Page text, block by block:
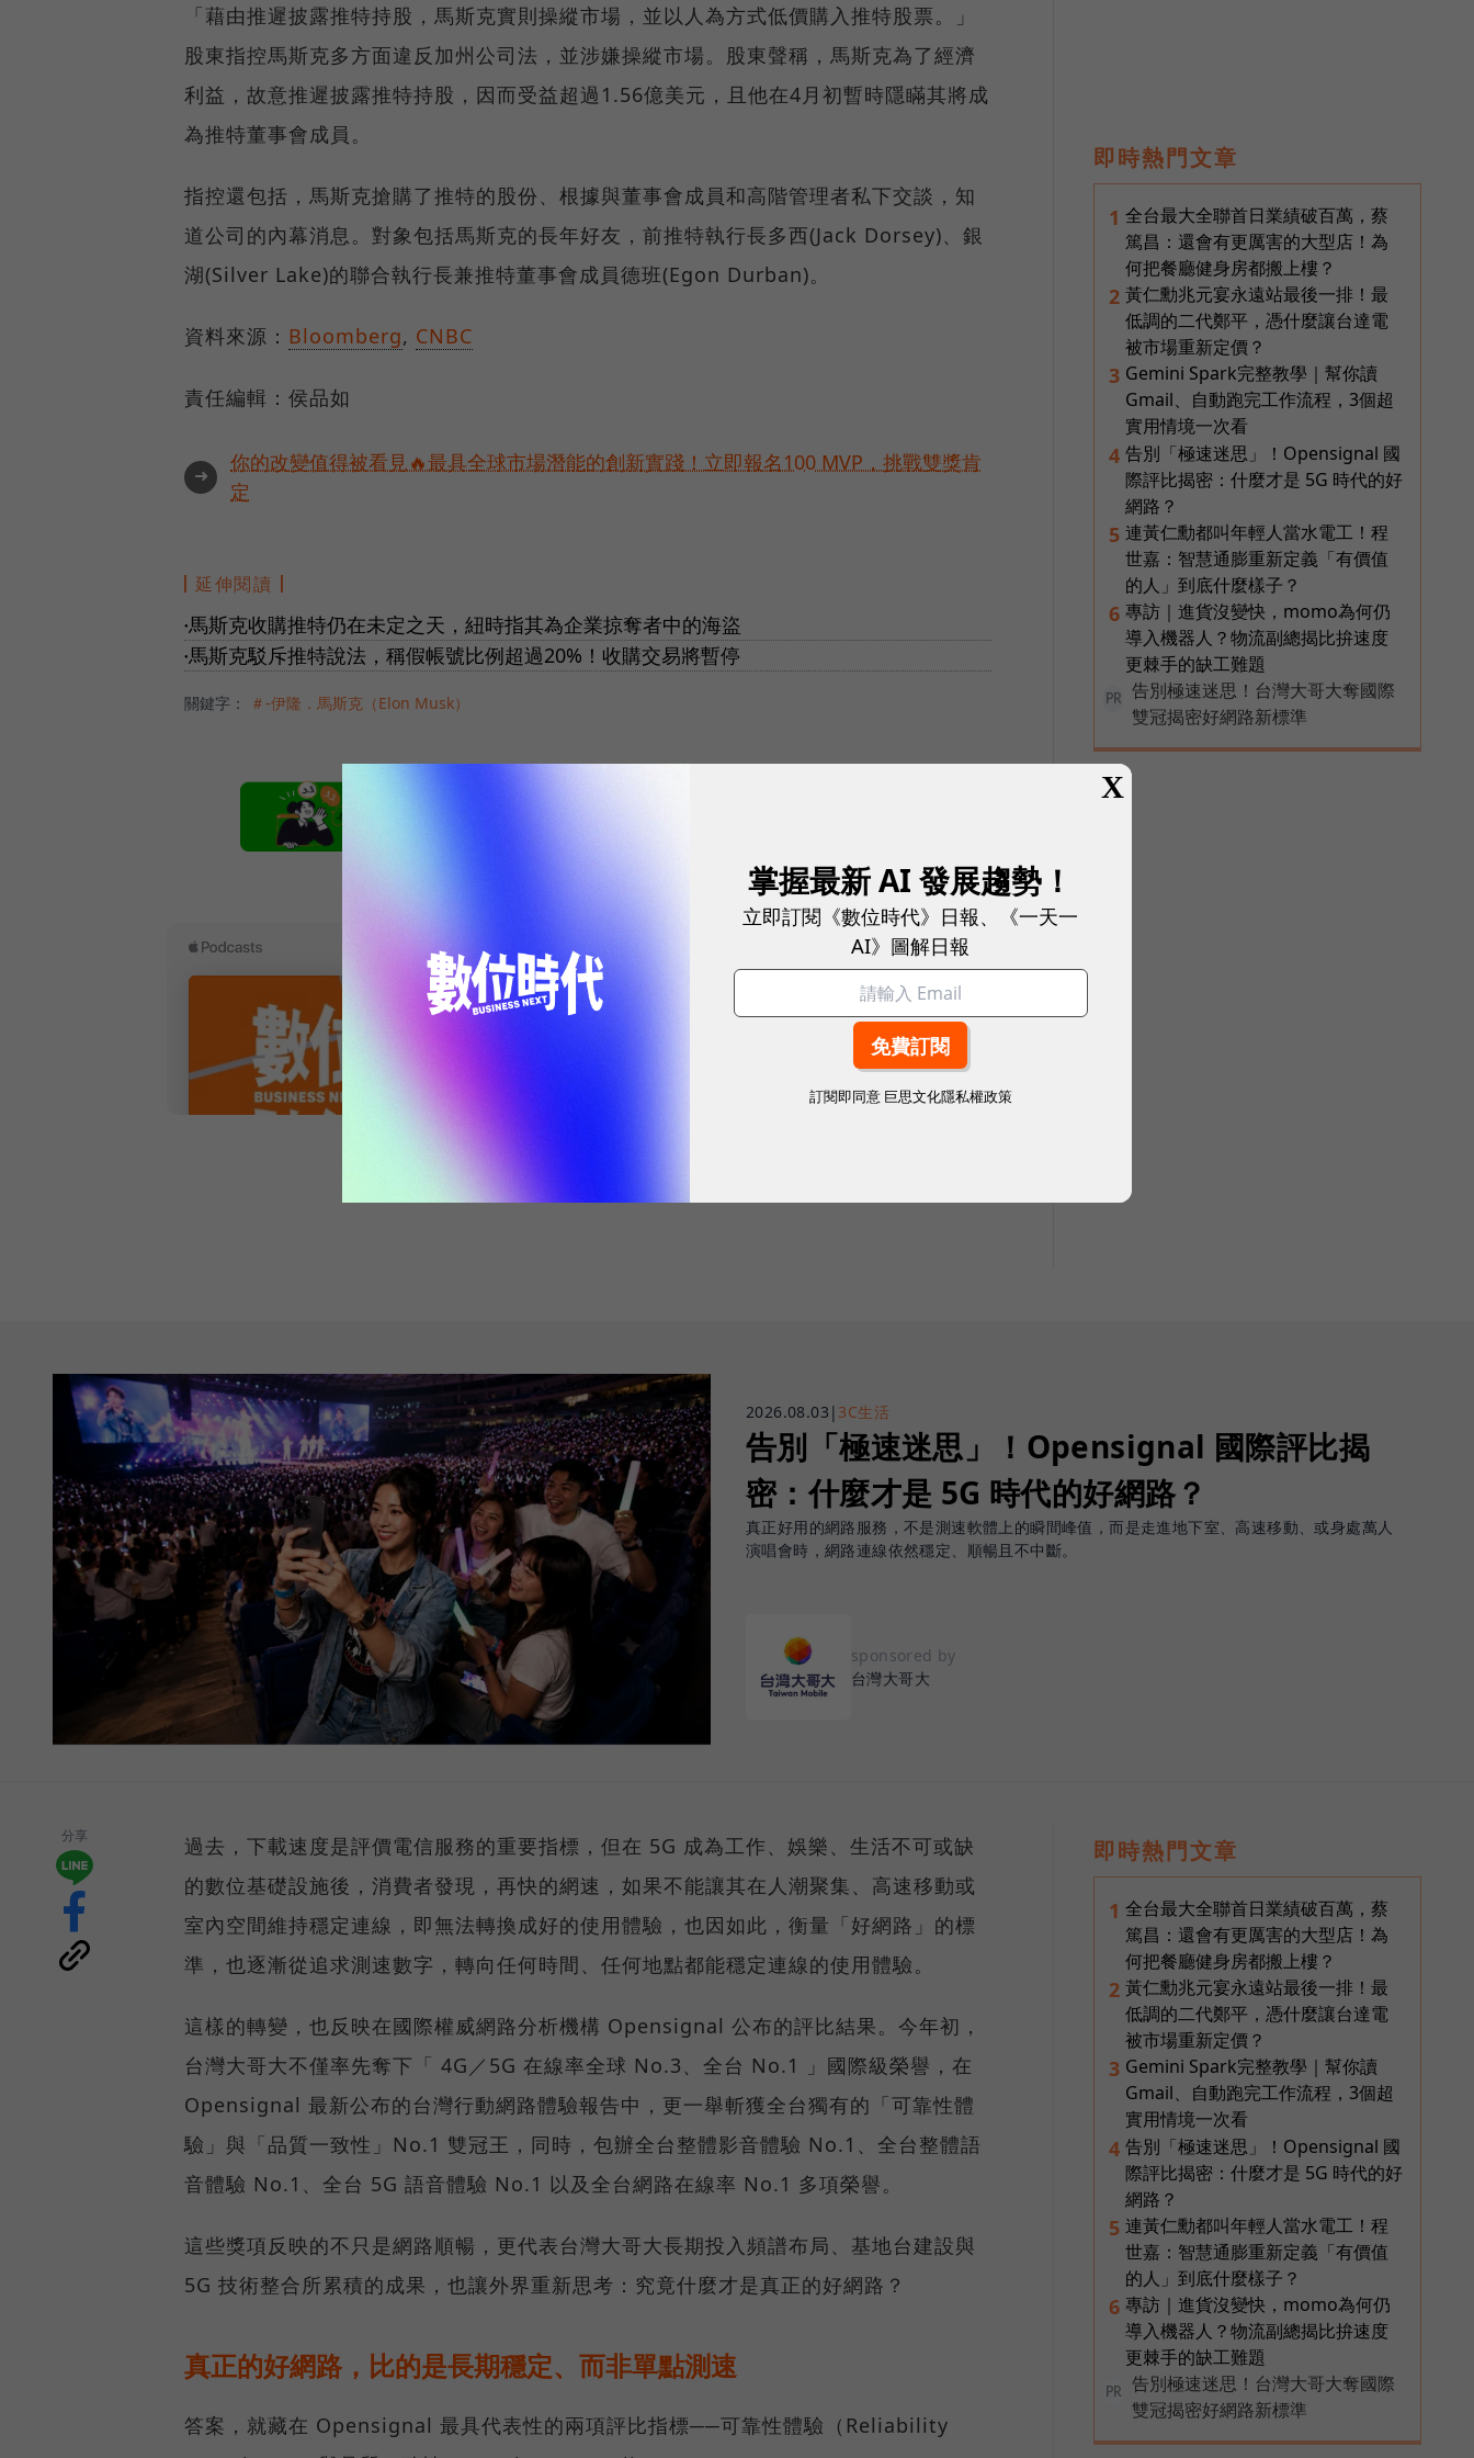
「藉由推遲披露推特持股，馬斯克實則操縱市場，並以人為方式低價購入推特股票。」
股東指控馬斯克多方面違反加州公司法，並涉嫌操縱市場。股東聲稱，馬斯克為了經濟
利益，故意推遲披露推特持股，因而受益超過1.56億美元，且他在4月初暫時隱瞞其將成
為推特董事會成員。
指控還包括，馬斯克搶購了推特的股份、根據與董事會成員和高階管理者私下交談，知
道公司的內幕消息。對象包括馬斯克的長年好友，前推特執行長多西(Jack Dorsey)、銀
湖(Silver Lake)的聯合執行長兼推特董事會成員德班(Egon Durban)。
資料來源： Bloomberg, CNBC
責任編輯：侯品如
➜
你的改變值得被看見🔥最具全球市場潛能的創新實踐！立即報名100 MVP，挑戰雙獎肯
定
延伸閱讀
●馬斯克收購推特仍在未定之天，紐時指其為企業掠奪者中的海盜
●馬斯克駁斥推特說法，稱假帳號比例超過20%！收購交易將暫停
關鍵字： ＃-伊隆．馬斯克（Elon Musk）
即時熱門文章
1 全台最大全聯首日業績破百萬，蔡
篤昌：還會有更厲害的大型店！為
何把餐廳健身房都搬上樓？
2 黃仁勳兆元宴永遠站最後一排！最
低調的二代鄭平，憑什麼讓台達電
被市場重新定價？
3 Gemini Spark完整教學｜幫你讀
Gmail、自動跑完工作流程，3個超
實用情境一次看
4 告別「極速迷思」！Opensignal 國
際評比揭密：什麼才是 5G 時代的好
網路？
5 連黃仁勳都叫年輕人當水電工！程
世嘉：智慧通膨重新定義「有價值
的人」到底什麼樣子？
6 專訪｜進貨沒變快，momo為何仍
導入機器人？物流副總揭比拚速度
更棘手的缺工難題
PR
告別極速迷思！台灣大哥大奪國際
雙冠揭密好網路新標準
2026.08.03 | 3C生活
告別「極速迷思」！Opensignal 國際評比揭
密：什麼才是 5G 時代的好網路？
真正好用的網路服務，不是測速軟體上的瞬間峰值，而是走進地下室、高速移動、或身處萬人
演唱會時，網路連線依然穩定、順暢且不中斷。
sponsored by
台灣大哥大
分享
過去，下載速度是評價電信服務的重要指標，但在 5G 成為工作、娛樂、生活不可或缺
的數位基礎設施後，消費者發現，再快的網速，如果不能讓其在人潮聚集、高速移動或
室內空間維持穩定連線，即無法轉換成好的使用體驗，也因如此，衡量「好網路」的標
準，也逐漸從追求測速數字，轉向任何時間、任何地點都能穩定連線的使用體驗。
這樣的轉變，也反映在國際權威網路分析機構 Opensignal 公布的評比結果。今年初，
台灣大哥大不僅率先奪下「 4G／5G 在線率全球 No.3、全台 No.1 」國際級榮譽，在
Opensignal 最新公布的台灣行動網路體驗報告中，更一舉斬獲全台獨有的「可靠性體
驗」與「品質一致性」No.1 雙冠王，同時，包辦全台整體影音體驗 No.1、全台整體語
音體驗 No.1、全台 5G 語音體驗 No.1 以及全台網路在線率 No.1 多項榮譽。
這些獎項反映的不只是網路順暢，更代表台灣大哥大長期投入頻譜布局、基地台建設與
5G 技術整合所累積的成果，也讓外界重新思考：究竟什麼才是真正的好網路？
真正的好網路，比的是長期穩定、而非單點測速
答案，就藏在 Opensignal 最具代表性的兩項評比指標──可靠性體驗（Reliability
即時熱門文章
1 全台最大全聯首日業績破百萬，蔡
篤昌：還會有更厲害的大型店！為
何把餐廳健身房都搬上樓？
2 黃仁勳兆元宴永遠站最後一排！最
低調的二代鄭平，憑什麼讓台達電
被市場重新定價？
3 Gemini Spark完整教學｜幫你讀
Gmail、自動跑完工作流程，3個超
實用情境一次看
4 告別「極速迷思」！Opensignal 國
際評比揭密：什麼才是 5G 時代的好
網路？
5 連黃仁勳都叫年輕人當水電工！程
世嘉：智慧通膨重新定義「有價值
的人」到底什麼樣子？
6 專訪｜進貨沒變快，momo為何仍
導入機器人？物流副總揭比拚速度
更棘手的缺工難題
PR
告別極速迷思！台灣大哥大奪國際
雙冠揭密好網路新標準
X
掌握最新 AI 發展趨勢！
立即訂閱《數位時代》日報、《一天一
AI》圖解日報
訂閱即同意 巨思文化隱私權政策